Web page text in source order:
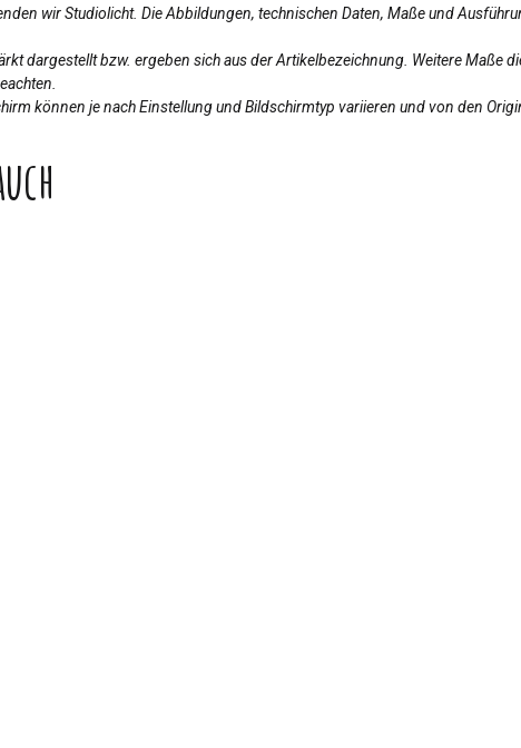
wir Studiolicht. Die Abbildungen, technischen Daten, Maße und
dargestellt bzw. ergeben sich aus der Artikelbezeichnung. Weitere Maße
können je nach Einstellung und Bildschirmtyp variieren und von den